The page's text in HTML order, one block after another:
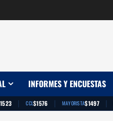
INFORMES Y ENCUESTAS
| CCL$1576 | MAYORISTA$1497 |